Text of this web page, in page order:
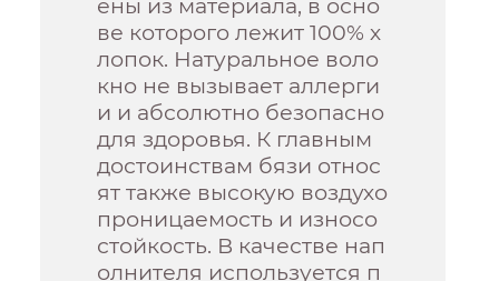
ены из материала, в осно
ве которого лежит 100% х
лопок. Натуральное воло
кно не вызывает аллерги
и и абсолютно безопасно
для здоровья. К главным
достоинствам бязи относ
ят также высокую воздухо
проницаемость и износо
стойкость. В качестве нап
олнителя используется п